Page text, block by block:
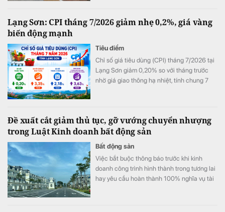
Lạng Sơn: CPI tháng 7/2026 giảm nhẹ 0,2%, giá vàng
biến động mạnh
Tiêu điểm
Chỉ số giá tiêu dùng (CPI) tháng 7/2026 tại
Lạng Sơn giảm 0,20% so với tháng trước
nhờ giá giao thông hạ nhiệt, tính chung 7
Đề xuất cắt giảm thủ tục, gỡ vướng chuyển nhượng
trong Luật Kinh doanh bất động sản
Bất động sản
Việc bắt buộc thông báo trước khi kinh
doanh công trình hình thành trong tương lai
hay yêu cầu hoàn thành 100% nghĩa vụ tài